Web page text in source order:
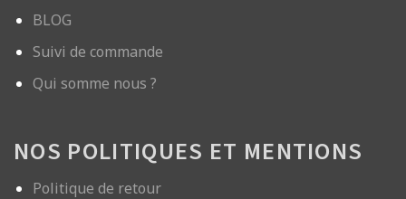
BLOG
Suivi de commande
Qui somme nous ?
NOS POLITIQUES ET MENTIONS
Politique de retour